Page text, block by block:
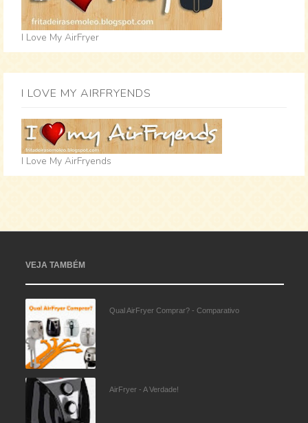
I Love My AirFryer
I LOVE MY AIRFRYENDS
I Love My AirFryends
VEJA TAMBÉM
Qual AirFryer Comprar? - Comparativo
AirFryer - A Verdade!